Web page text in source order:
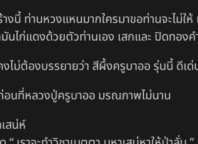
นี้ ท่านหวงแหนมากใครมาขอท่านจะไม่
นไก่แดงด้วยตัวท่านเอง เสกและ ปิดทอง
ไม่ต้องบรรยายว่า สีผึ้งครูบาออ รุ่นนี้ ดีเด่
นที่หลวงปู่ครูบาออ มรณภาพไม่นาน
สน่ห์